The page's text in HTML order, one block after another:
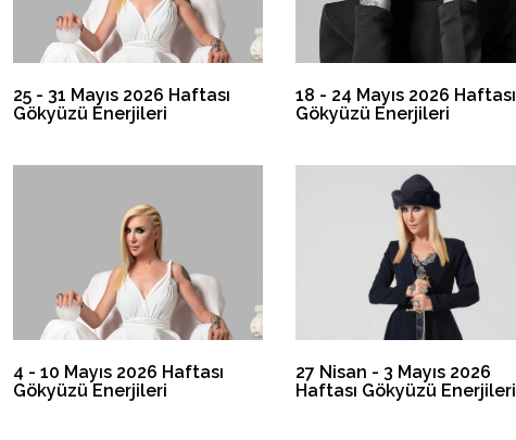
25 - 31 Mayıs 2026 Haftası
Gökyüzü Enerjileri
18 - 24 Mayıs 2026 Haftası
Gökyüzü Enerjileri
4 - 10 Mayıs 2026 Haftası
Gökyüzü Enerjileri
27 Nisan - 3 Mayıs 2026
Haftası Gökyüzü Enerjileri